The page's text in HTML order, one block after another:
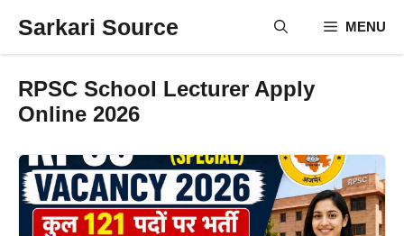
Sarkari Source MENU
RPSC School Lecturer Apply
Online 2026